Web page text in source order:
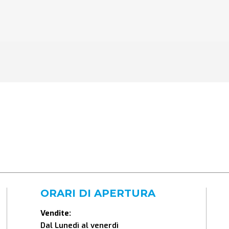
ORARI DI APERTURA
Vendite:
Dal Lunedì al venerdì